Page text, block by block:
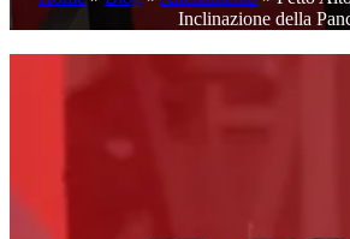
Inclinazione della